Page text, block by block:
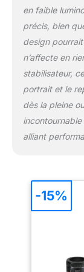
en faible
précis, bien
design
n’affecte en
stabilisateur,
portrait et le
dès la pleine
alliant
-15%